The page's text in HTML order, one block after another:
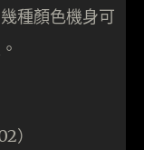
種顏色機身可
）